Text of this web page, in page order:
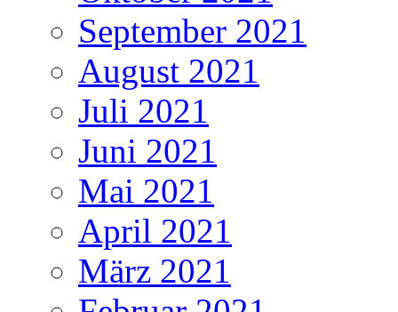
September 2021
August 2021
Juli 2021
Juni 2021
Mai 2021
April 2021
März 2021